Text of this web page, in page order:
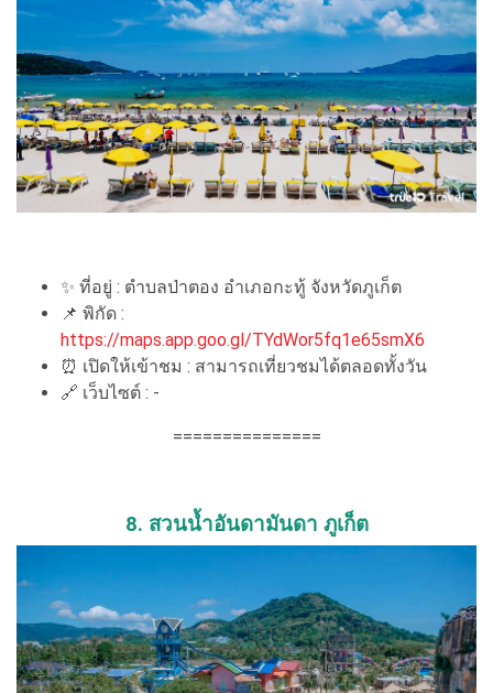
✨ ที่อยู่ : ตำบลป่าตอง อำเภอกะทู้ จังหวัดภูเก็ต
📌 พิกัด :
https://maps.app.goo.gl/TYdWor5fq1e65smX6
⏰ เปิดให้เข้าชม : สามารถเที่ยวชมได้ตลอดทั้งวัน
🔗 เว็บไซต์ : -
===============
8. สวนน้ำอันดามันดา ภูเก็ต